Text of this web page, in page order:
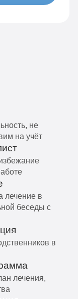
не
на учёт
лечение в
беседы с
в
лечения,